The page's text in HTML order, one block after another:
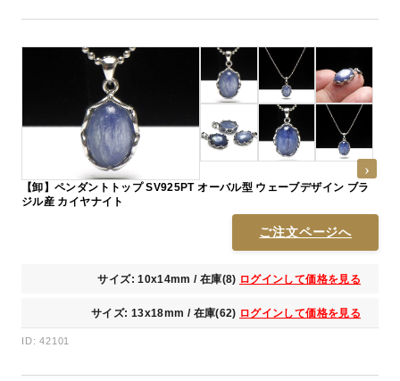
【卸】ペンダントトップ SV925PT オーバル型 ウェーブデザイン ブラ
ジル産 カイヤナイト
ご注文ページへ
サイズ: 10x14mm / 在庫(8) ログインして価格を見る
サイズ: 13x18mm / 在庫(62) ログインして価格を見る
ID: 42101